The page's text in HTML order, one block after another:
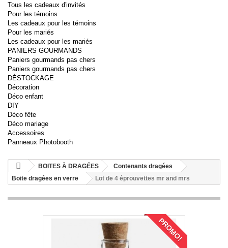
Tous les cadeaux d'invités
Pour les témoins
Les cadeaux pour les témoins
Pour les mariés
Les cadeaux pour les mariés
PANIERS GOURMANDS
Paniers gourmands pas chers
Paniers gourmands pas chers
DÉSTOCKAGE
Décoration
Déco enfant
DIY
Déco fête
Déco mariage
Accessoires
Panneaux Photobooth
BOITES À DRAGÉES
Contenants dragées
Boite dragées en verre
Lot de 4 éprouvettes mr and mrs
PROMO!